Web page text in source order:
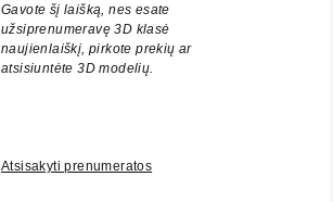
Gavote šį laišką, nes esate
užsiprenumeravę 3D klasė
naujienlaiškį, pirkote prekių ar
atsisiuntėte 3D modelių.
Atsisakyti prenumeratos